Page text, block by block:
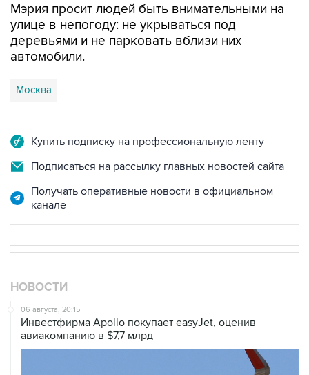
Мэрия просит людей быть внимательными на
улице в непогоду: не укрываться под
деревьями и не парковать вблизи них
автомобили.
Москва
Купить подписку на профессиональную ленту
Подписаться на рассылку главных новостей сайта
Получать оперативные новости в официальном
канале
НОВОСТИ
06 августа, 20:15
Инвестфирма Apollo покупает easyJet, оценив
авиакомпанию в $7,7 млрд